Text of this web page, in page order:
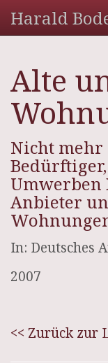
Harald
Alte
Nicht mehr
Umwerben
Anbieter
In: Deutsches
2007
<< Zurück zur